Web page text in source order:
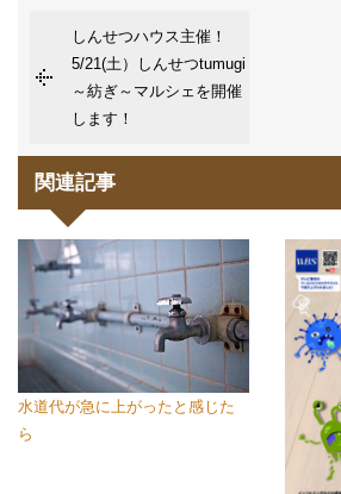
しんせつハウス主催！
5/21(土）しんせつtumugi
～紡ぎ～マルシェを開催
します！
関連記事
水道代が急に上がったと感じた
ら